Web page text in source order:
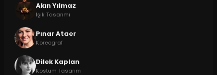
Akın Yılmaz
Işık Tasarımı
Pınar Ataer
Koreograf
Dilek Kaplan
Kostüm Tasarım